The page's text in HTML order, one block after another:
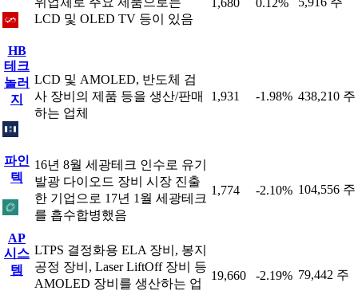
LCD 및 OLED TV 등이 있음
1,680 0.12%
HB
테크
놀러
지
LCD 및 AMOLED, 반도체 검
사 장비의 제품 등을 생산/판매
하는 업체
1,931 -1.98% 438,210 주
파인
텍
16년 8월 세광테크 인수로 유기
발광 다이오드 장비 시장 진출
한 기업으로 17년 1월 세광테크
를 흡수합병했음
1,774 -2.10% 104,556 주
AP
시스
템
LTPS 결정화용 ELA 장비, 봉지
공정 장비, Laser LiftOff 장비 등
AMOLED 장비를 생산하는 업
19,660 -2.19% 79,442 주